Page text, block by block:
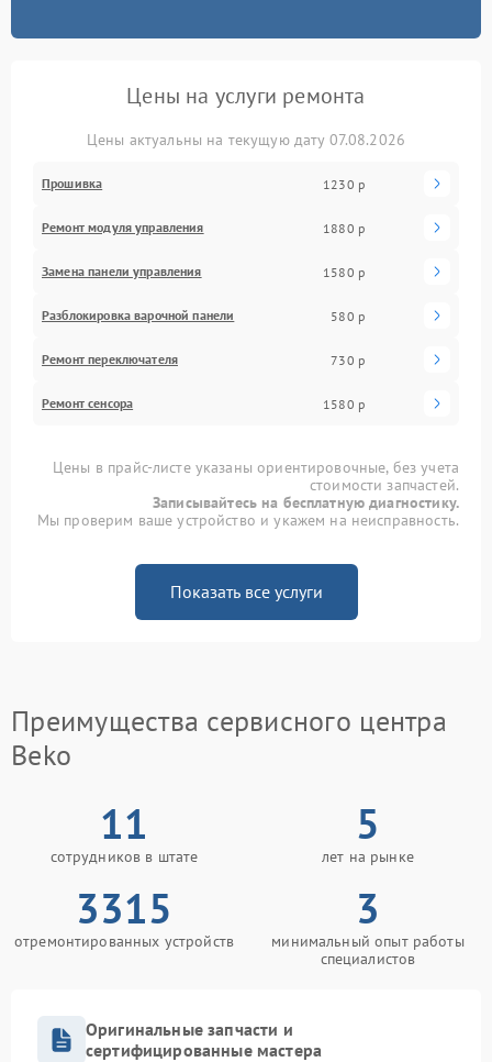
Цены на услуги ремонта
Цены актуальны на текущую дату 07.08.2026
Прошивка 1230 р
Ремонт модуля управления 1880 р
Замена панели управления 1580 р
Разблокировка варочной панели 580 р
Ремонт переключателя 730 р
Ремонт сенсора 1580 р
Цены в прайс-листе указаны ориентировочные, без учета
стоимости запчастей.
Записывайтесь на бесплатную диагностику.
Мы проверим ваше устройство и укажем на неисправность.
Показать все услуги
Преимущества сервисного центра
Beko
11
сотрудников в штате
5
лет на рынке
3315
отремонтированных устройств
3
минимальный опыт работы
специалистов
Оригинальные запчасти и
сертифицированные мастера